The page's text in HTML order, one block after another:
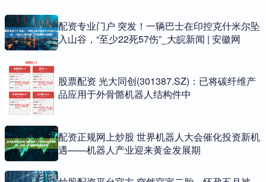
配资专业门户 突发！一辆巴士在印控克什米尔坠
入山谷，“至少22死57伤”_大皖新闻 | 安徽网
股票配资 光大同创(301387.SZ)：已将碳纤维产
品应用于外骨骼机器人结构件中
配资正规网上炒股 世界机器人大会催化投资新机
遇——机器人产业迎来黄金发展期